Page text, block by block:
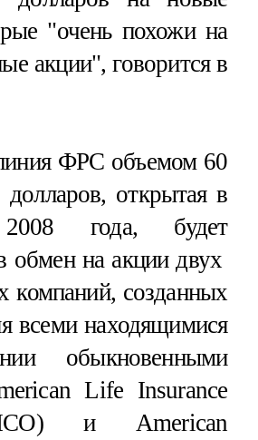
"очень похожи на
акции", говорится в
ФРС объемом 60
долларов, открытая в
2008 года, будет
обмен на акции двух
компаний, созданных
всеми находящимися
обыкновенными
Life Insurance
и American